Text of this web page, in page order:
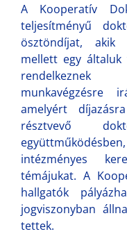
A Kooperatív
teljesítményű
ösztöndíjat, akik
mellett egy általuk
rendelkeznek
munkavégzésre
amelyért
résztvevő
intézményes
témájukat. A
hallgatók
jogviszonyban
tettek.